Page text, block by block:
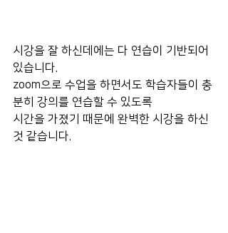
시강을 잘 하신데에는 다 연습이 기반되어
있습니다.
zoom으로 수업을 하면서도 학습자들이 충
분히 강의를 연습할 수 있도록
시간을 가졌기 때문에 완벽한 시강을 하신
것 같습니다.